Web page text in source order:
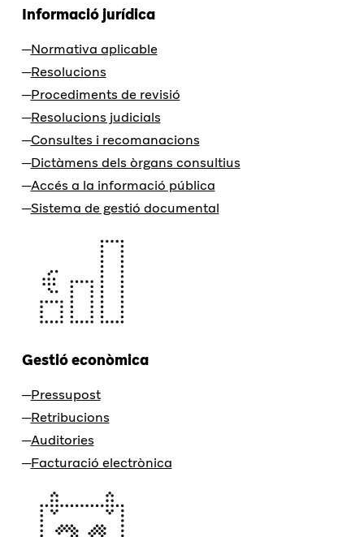
Informació jurídica
Normativa aplicable
Resolucions
Procediments de revisió
Resolucions judicials
Consultes i recomanacions
Dictàmens dels òrgans consultius
Accés a la informació pública
Sistema de gestió documental
Gestió econòmica
Pressupost
Retribucions
Auditories
Facturació electrònica